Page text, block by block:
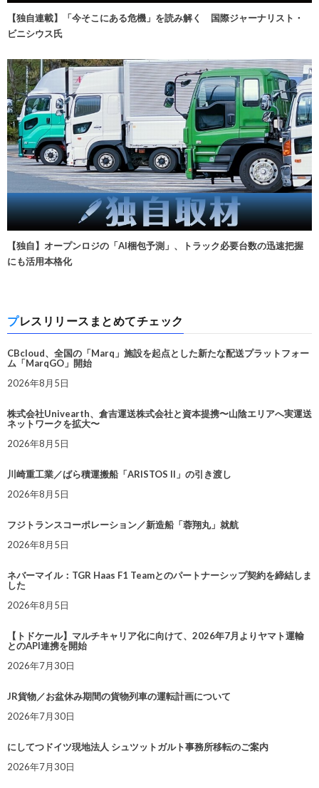
【独自連載】「今そこにある危機」を読み解く 国際ジャーナリスト・
ビニシウス氏
【独自】オープンロジの「AI梱包予測」、トラック必要台数の迅速把握
にも活用本格化
プレスリリースまとめてチェック
CBcloud、全国の「Marq」施設を起点とした新たな配送プラットフォー
ム「MarqGO」開始
2026年8月5日
株式会社Univearth、倉吉運送株式会社と資本提携〜山陰エリアへ実運送
ネットワークを拡大〜
2026年8月5日
川崎重工業／ばら積運搬船「ARISTOS II」の引き渡し
2026年8月5日
フジトランスコーポレーション／新造船「蓉翔丸」就航
2026年8月5日
ネバーマイル：TGR Haas F1 Teamとのパートナーシップ契約を締結しま
した
2026年8月5日
【トドケール】マルチキャリア化に向けて、2026年7月よりヤマト運輸
とのAPI連携を開始
2026年7月30日
JR貨物／お盆休み期間の貨物列車の運転計画について
2026年7月30日
にしてつドイツ現地法人 シュツットガルト事務所移転のご案内
2026年7月30日